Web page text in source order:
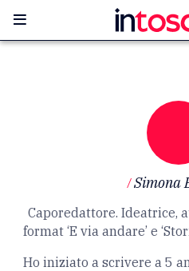
/Simona
Caporedattore. Ideatrice,
format ‘E via andare’ e
Ho iniziato a scrivere a 5